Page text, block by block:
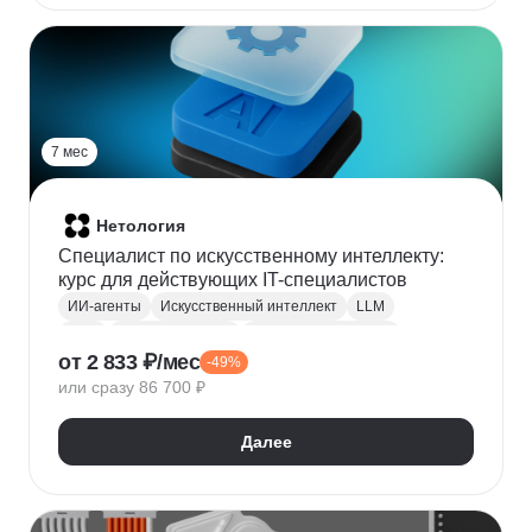
7 мес
Нетология
Специалист по искусственному интеллекту:
курс для действующих IT-специалистов
ИИ-агенты Искусственный интеллект
LLM
от 2 833 ₽/мес -49%
или сразу 86 700 ₽
Далее